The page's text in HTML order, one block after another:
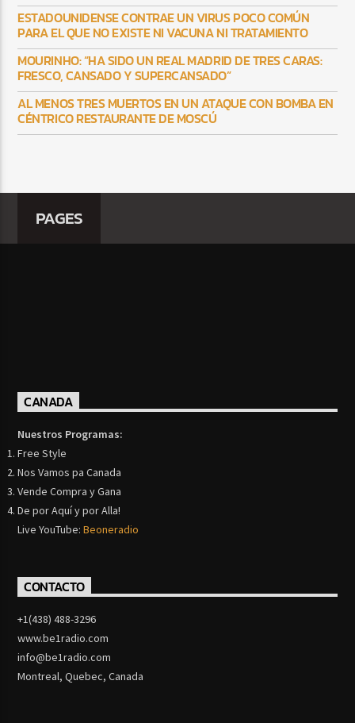
ESTADOUNIDENSE CONTRAE UN VIRUS POCO COMÚN
PARA EL QUE NO EXISTE NI VACUNA NI TRATAMIENTO
MOURINHO: “HA SIDO UN REAL MADRID DE TRES CARAS:
FRESCO, CANSADO Y SUPERCANSADO”
AL MENOS TRES MUERTOS EN UN ATAQUE CON BOMBA EN
CÉNTRICO RESTAURANTE DE MOSCÚ
PAGES
CANADA
Nuestros Programas:
Free Style
Nos Vamos pa Canada
Vende Compra y Gana
De por Aquí y por Alla!
Live YouTube:Beoneradio
CONTACTO
+1(438) 488-3296
www.be1radio.com
info@be1radio.com
Montreal, Quebec, Canada